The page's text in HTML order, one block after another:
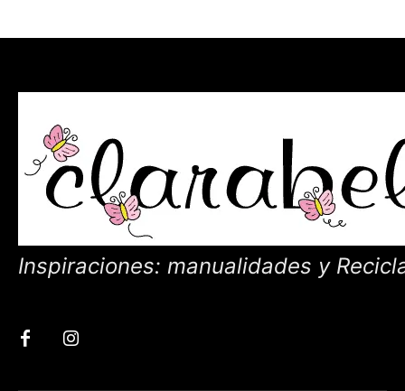
Inspiraciones: manualidades y